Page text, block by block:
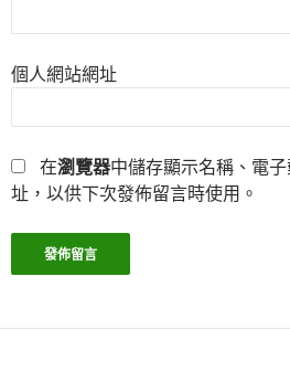
個人網站網址
在瀏覽器中儲存顯示名稱、電
址，以供下次發佈留言時使用。